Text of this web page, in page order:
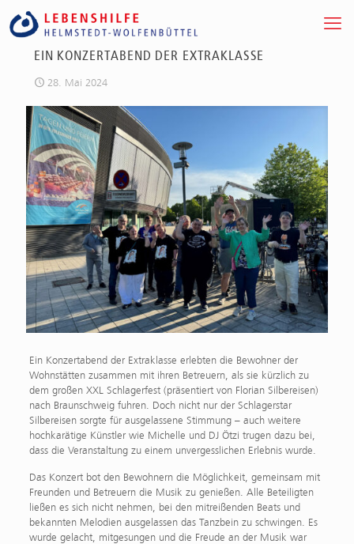
EIN KONZERTABEND DER EXTRAKLASSE
28. Mai 2024
Ein Konzertabend der Extraklasse erlebten die Bewohner der
Wohnstätten zusammen mit ihren Betreuern, als sie kürzlich zu
dem großen XXL Schlagerfest (präsentiert von Florian Silbereisen)
nach Braunschweig fuhren. Doch nicht nur der Schlagerstar
Silbereisen sorgte für ausgelassene Stimmung – auch weitere
hochkarätige Künstler wie Michelle und DJ Ötzi trugen dazu bei,
dass die Veranstaltung zu einem unvergesslichen Erlebnis wurde.
Das Konzert bot den Bewohnern die Möglichkeit, gemeinsam mit
Freunden und Betreuern die Musik zu genießen. Alle Beteiligten
ließen es sich nicht nehmen, bei den mitreißenden Beats und
bekannten Melodien ausgelassen das Tanzbein zu schwingen. Es
wurde gelacht, mitgesungen und die Freude an der Musik war